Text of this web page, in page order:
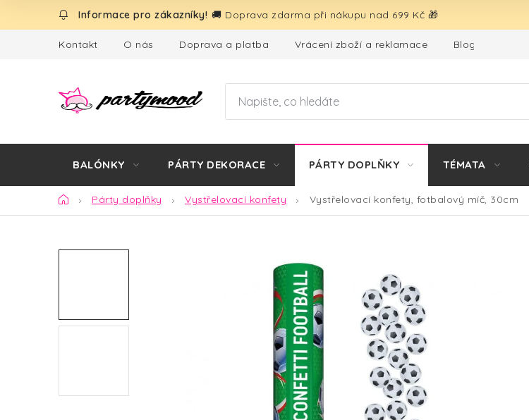
🚚 Doprava zdarma při nákupu nad 699 Kč 🎁
Kontakt O nás Doprava a platba Vrácení zboží a reklamace Blog
BALÓNKY PÁRTY DEKORACE PÁRTY DOPLŇKY TÉMATA
DomůPárty doplňky Vystřelovací konfety Vystřelovací konfety, fotbalový míč, 30cm